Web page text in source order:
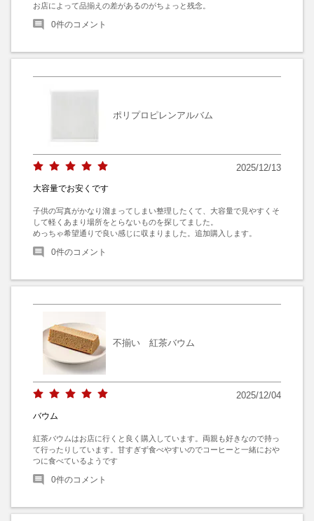
お店によって品揃えの差があるのがちょっと残念。
0件のコメント
ポリプロピレンアルバム
2025/12/13
大容量でお安くです
子供の写真がかなり溜まってしまい整理したくて、大容量で見やすくそ
して軽くあまり場所をとらないものを探してました。
めっちゃ希望通りで良い感じに収まりました。追加購入します。
0件のコメント
不揃い 紅茶バウム
2025/12/04
バウム
紅茶バウムはお店に行くと良く購入しています。両親も好きなので持っ
て行ったりしています。甘すぎず食べやすいのでコーヒーと一緒におや
つに食べているようです
0件のコメント